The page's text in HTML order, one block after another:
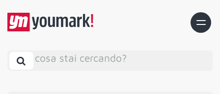
cosa stai cercando?